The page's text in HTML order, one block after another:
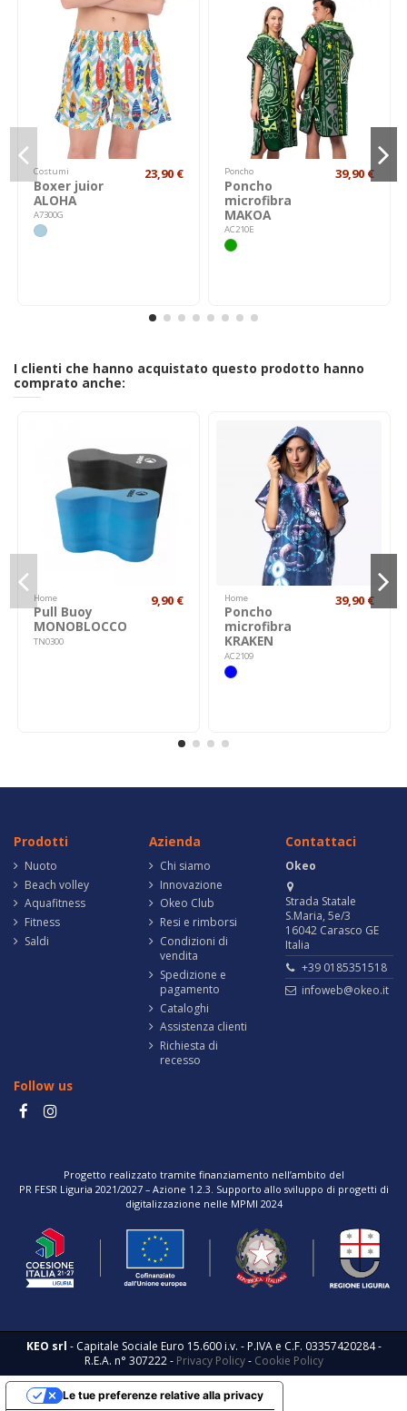
Costumi
Boxer juior
ALOHA
A7300G
23,90 € Poncho
Poncho
microfibra
MAKOA
AC210E
39,90 €
I clienti che hanno acquistato questo prodotto hanno
comprato anche:
Home
Pull Buoy
MONOBLOCCO
TN0300
9,90 € Home
Poncho
microfibra
KRAKEN
AC2109
39,90 €
Prodotti
Nuoto
Beach volley
Aquafitness
Fitness
Saldi
Azienda
Chi siamo
Innovazione
Okeo Club
Resi e rimborsi
Condizioni di
vendita
Spedizione e
pagamento
Cataloghi
Assistenza clienti
Richiesta di
recesso
Contattaci
Okeo
Strada Statale
S.Maria, 5e/3
16042 Carasco GE
Italia
+39 0185351518
infoweb@okeo.it
Follow us
Progetto realizzato tramite finanziamento nell’ambito del
PR FESR Liguria 2021/2027 – Azione 1.2.3. Supporto allo sviluppo di progetti di
digitalizzazione nelle MPMI 2024
KEO srl - Capitale Sociale Euro 15.600 i.v. - P.IVA e C.F. 03357420284 -
R.E.A. n° 307222 - Privacy Policy- Cookie Policy
Le tue preferenze relative alla privacy